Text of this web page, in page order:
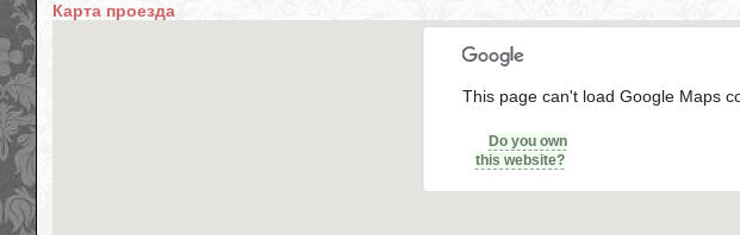
Карта проезда
This page can't load Google Maps
Do you own
this website?